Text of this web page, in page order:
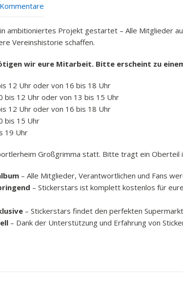
ambitioniertes Projekt gestartet – Alle Mitglieder
Vereinshistorie schaffen.
wir eure Mitarbeit. Bitte erscheint zu
12 Uhr oder von 16 bis 18 Uhr
bis 12 Uhr oder von 13 bis 15 Uhr
12 Uhr oder von 16 bis 18 Uhr
bis 15 Uhr
19 Uhr
Großgrimma statt. Bitte tragt ein Oberteil
– Alle Mitglieder, Verantwortlichen und Fans
– Stickerstars ist komplett kostenlos für
– Stickerstars findet den perfekten
– Dank der Unterstützung und Erfahrung von